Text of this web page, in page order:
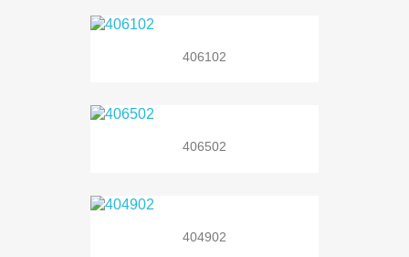
406102
406502
404902